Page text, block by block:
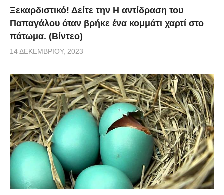
Ξεκαρδιστικό! Δείτε την Η αντίδραση του
Παπαγάλου όταν βρήκε ένα κομμάτι χαρτί στο
πάτωμα. (Βίντεο)
14 ΔΕΚΕΜΒΡΊΟΥ, 2023